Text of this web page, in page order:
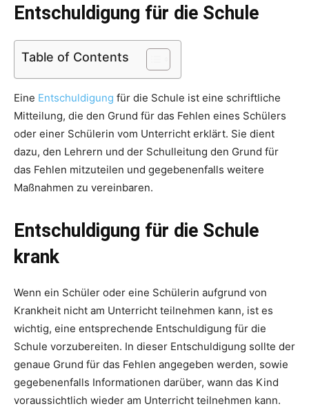
Entschuldigung für die Schule
Table of Contents
Eine Entschuldigung für die Schule ist eine schriftliche
Mitteilung, die den Grund für das Fehlen eines Schülers
oder einer Schülerin vom Unterricht erklärt. Sie dient
dazu, den Lehrern und der Schulleitung den Grund für
das Fehlen mitzuteilen und gegebenenfalls weitere
Maßnahmen zu vereinbaren.
Entschuldigung für die Schule
krank
Wenn ein Schüler oder eine Schülerin aufgrund von
Krankheit nicht am Unterricht teilnehmen kann, ist es
wichtig, eine entsprechende Entschuldigung für die
Schule vorzubereiten. In dieser Entschuldigung sollte der
genaue Grund für das Fehlen angegeben werden, sowie
gegebenenfalls Informationen darüber, wann das Kind
voraussichtlich wieder am Unterricht teilnehmen kann.